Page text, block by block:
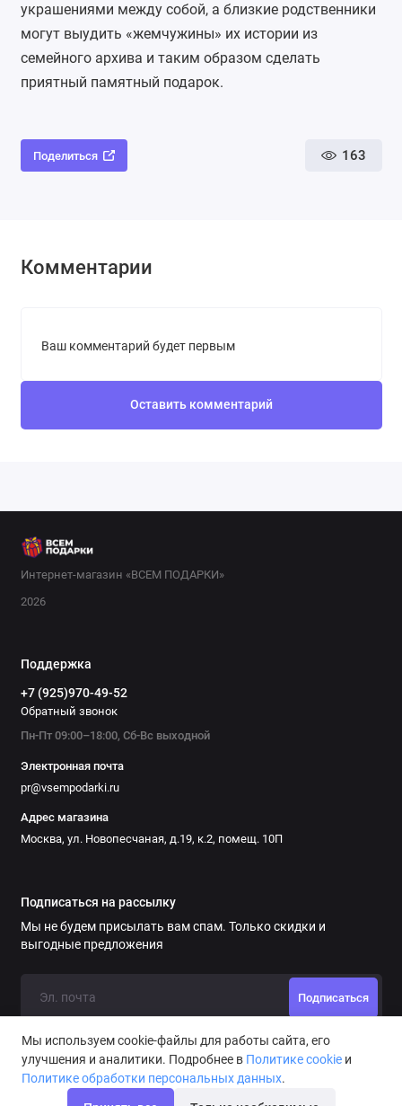
украшениями между собой, а близкие родственники
могут выудить «жемчужины» их истории из
семейного архива и таким образом сделать
приятный памятный подарок.
Поделиться 163
Комментарии
Ваш комментарий будет первым
Оставить комментарий
Интернет-магазин «ВСЕМ ПОДАРКИ»
2026
Поддержка
+7 (925)970-49-52
Обратный звонок
Пн-Пт 09:00–18:00, Сб-Вс выходной
Электронная почта
pr@vsempodarki.ru
Адрес магазина
Москва, ул. Новопесчаная, д.19, к.2, помещ. 10П
Подписаться на рассылку
Мы не будем присылать вам спам. Только скидки и
выгодные предложения
Подписаться
Мы используем cookie-файлы для работы сайта, его
улучшения и аналитики. Подробнее в Политике cookie и
Политике обработки персональных данных.